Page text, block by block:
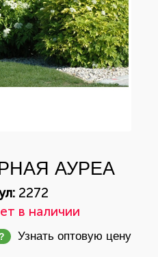
АУРЕА
2272
в наличии
Узнать оптовую цену